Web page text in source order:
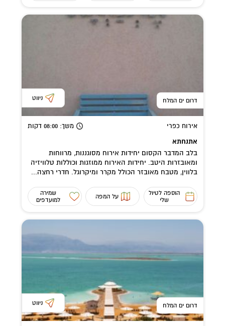
דרום ים המלח ניווט
אירוח כפרי משך: 08:00 דקות
אתנחתא
בלב המדבר הקסום יחידות אירוח מסוגננות, מרווחות
ומאובזרות היטב. יחידות האירוח ממוזגות וכוללות טלוויזיה
בלווין, מטבח מאובזר הכולל מקרר ומיקרוגל. חדרי רחצה...
הוספה לטיול
שלי
על המפה
שמירה
למועדפים
דרום ים המלח ניווט